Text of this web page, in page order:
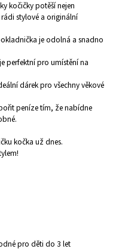
kočičky potěší nejen
stylové a originální
je odolná a snadno
perfektní pro umístění na
dárek pro všechny věkové
peníze tím, že nabídne
kočka už dnes.
pro děti do 3 let